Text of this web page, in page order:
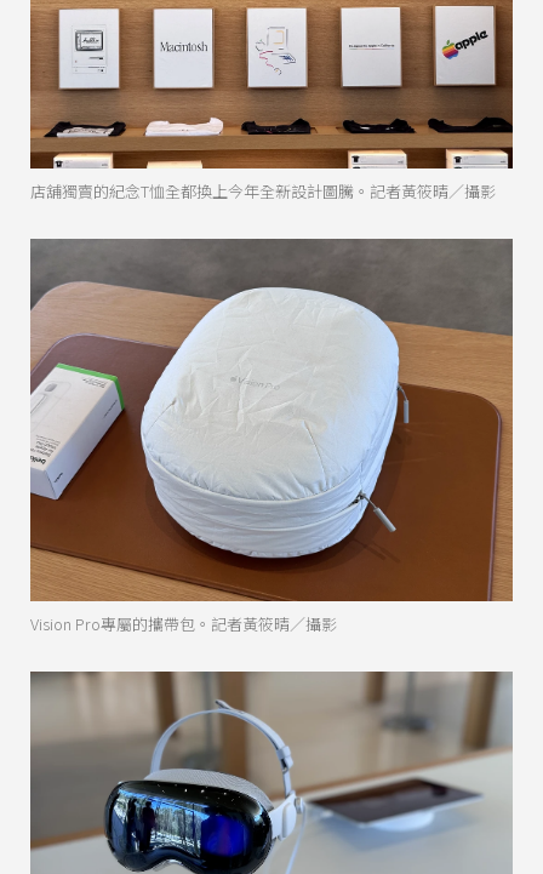
店舖獨賣的紀念T恤全都換上今年全新設計圖騰。記者黃筱晴／攝影
Vision Pro專屬的攜帶包。記者黃筱晴／攝影